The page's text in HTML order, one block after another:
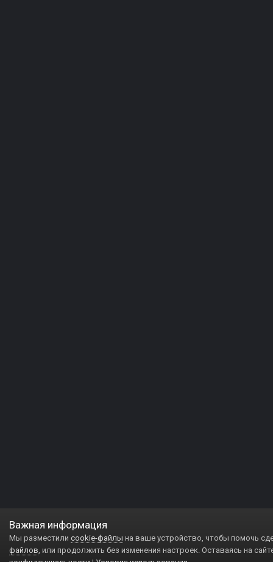
Важная информация
Мы разместили cookie-файлы на ваше устройство, чтобы помочь
файлов, или продолжить без изменения настроек. Оставаясь на